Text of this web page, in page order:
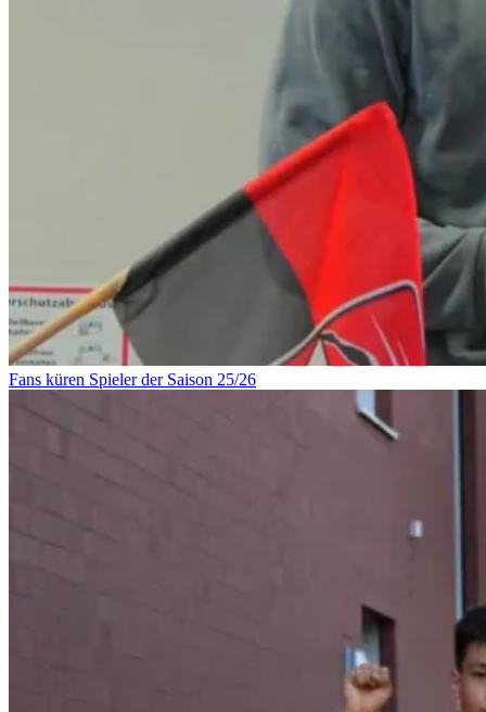
Fans küren Spieler der Saison 25/26